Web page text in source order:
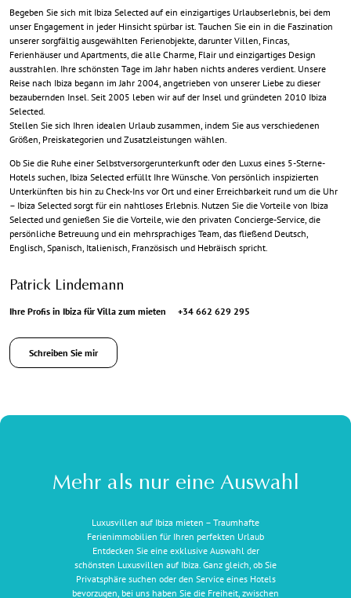
Begeben Sie sich mit Ibiza Selected auf ein einzigartiges Urlaubserlebnis, bei dem
unser Engagement in jeder Hinsicht spürbar ist. Tauchen Sie ein in die Faszination
unserer sorgfältig ausgewählten Ferienobjekte, darunter Villen, Fincas,
Ferienhäuser und Apartments, die alle Charme, Flair und einzigartiges Design
ausstrahlen. Ihre schönsten Tage im Jahr haben nichts anderes verdient. Unsere
Reise nach Ibiza begann im Jahr 2004, angetrieben von unserer Liebe zu dieser
bezaubernden Insel. Seit 2005 leben wir auf der Insel und gründeten 2010 Ibiza
Selected.
Stellen Sie sich Ihren idealen Urlaub zusammen, indem Sie aus verschiedenen
Größen, Preiskategorien und Zusatzleistungen wählen.
Ob Sie die Ruhe einer Selbstversorgerunterkunft oder den Luxus eines 5-Sterne-
Hotels suchen, Ibiza Selected erfüllt Ihre Wünsche. Von persönlich inspizierten
Unterkünften bis hin zu Check-Ins vor Ort und einer Erreichbarkeit rund um die Uhr
– Ibiza Selected sorgt für ein nahtloses Erlebnis. Nutzen Sie die Vorteile von Ibiza
Selected und genießen Sie die Vorteile, wie den privaten Concierge-Service, die
persönliche Betreuung und ein mehrsprachiges Team, das fließend Deutsch,
Englisch, Spanisch, Italienisch, Französisch und Hebräisch spricht.
Patrick Lindemann
Ihre Profis in Ibiza für Villa zum mieten +34 662 629 295
Schreiben Sie mir
Mehr als nur eine Auswahl
Luxusvillen auf Ibiza mieten – Traumhafte
Ferienimmobilien für Ihren perfekten Urlaub
Entdecken Sie eine exklusive Auswahl der
schönsten Luxusvillen auf Ibiza. Ganz gleich, ob Sie
Privatsphäre suchen oder den Service eines Hotels
bevorzugen, bei uns haben Sie die Freiheit, zwischen